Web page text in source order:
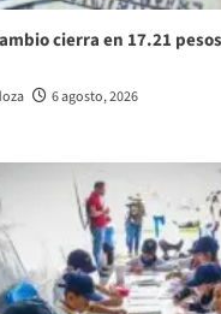
cierra en 17.21
6 agosto, 2026